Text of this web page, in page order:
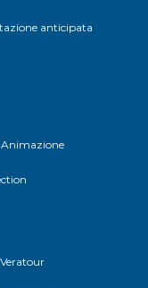
anticipata
Animazione